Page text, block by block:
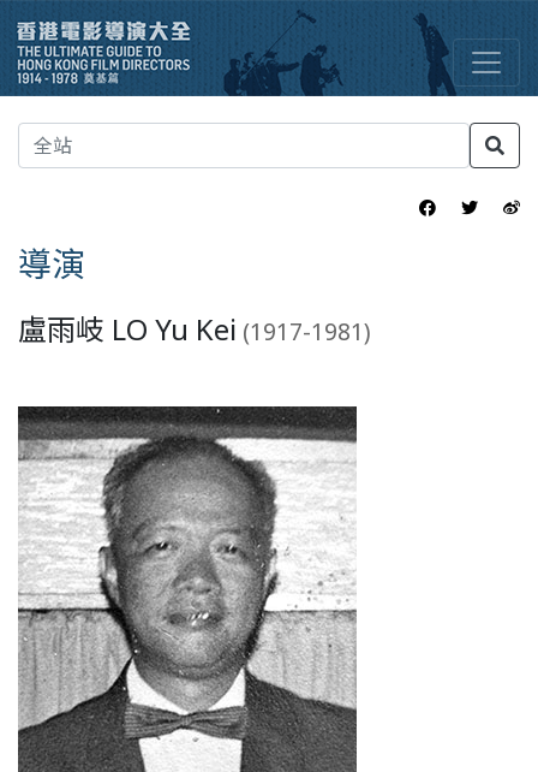
導演
盧雨岐 LO Yu Kei (1917-1981)